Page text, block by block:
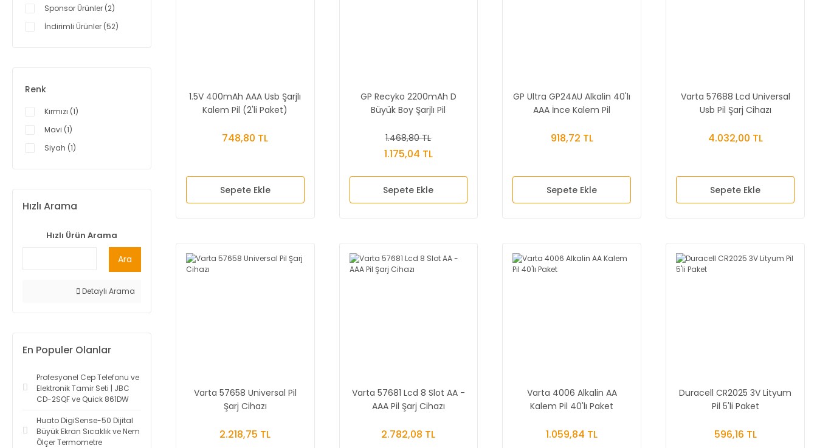
PANASONİC (5)
Fnirsi (2)
Sponsor Ürünler (2)
İndirimli Ürünler (52)
Renk
Kırmızı (1)
Mavi (1)
Siyah (1)
Hızlı Arama
Hızlı Ürün Arama
Ara
Detaylı Arama
En Populer Olanlar
Profesyonel Cep Telefonu ve
Elektronik Tamir Seti | JBC
CD-2SQF ve Quick 861DW
Huato DigiSense-50 Dijital
Büyük Ekran Sıcaklık ve Nem
Ölçer Termometre
1.5V 400mAh AAA Usb Şarjlı
Kalem Pil (2'li Paket)
748,80 TL
Sepete Ekle
GP Recyko 2200mAh D
Büyük Boy Şarjlı Pil
1.468,80 TL
1.175,04 TL
Sepete Ekle
GP Ultra GP24AU Alkalin 40'lı
AAA İnce Kalem Pil
918,72 TL
Sepete Ekle
Varta 57688 Lcd Universal
Usb Pil Şarj Cihazı
4.032,00 TL
Sepete Ekle
Varta 57658 Universal Pil
Şarj Cihazı
2.218,75 TL
Varta 57681 Lcd 8 Slot AA -
AAA Pil Şarj Cihazı
2.782,08 TL
Varta 4006 Alkalin AA
Kalem Pil 40'lı Paket
1.059,84 TL
Duracell CR2025 3V Lityum
Pil 5'li Paket
596,16 TL